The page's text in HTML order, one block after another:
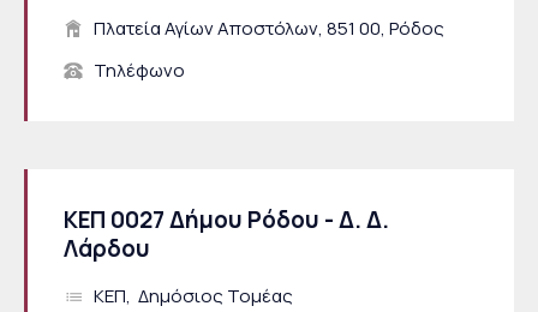
Πλατεία Αγίων Αποστόλων, 851 00, Ρόδος
Τηλέφωνο
ΚΕΠ 0027 Δήμου Ρόδου - Δ. Δ.
Λάρδου
ΚΕΠ Δημόσιος Τομέας